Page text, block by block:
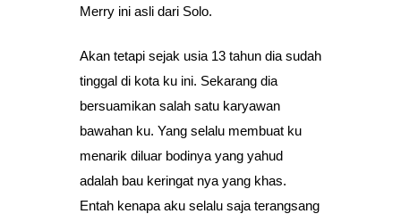
Merry ini asli dari Solo.
Akan tetapi sejak usia 13 tahun dia sudah
tinggal di kota ku ini. Sekarang dia
bersuamikan salah satu karyawan
bawahan ku. Yang selalu membuat ku
menarik diluar bodinya yang yahud
adalah bau keringat nya yang khas.
Entah kenapa aku selalu saja terangsang